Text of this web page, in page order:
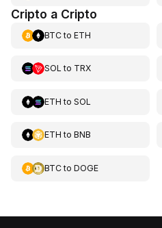
Cripto a Cripto
BTCto ETH
SOL to TRX
ETH to SOL
ETH to BNB
BTCto DOGE